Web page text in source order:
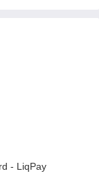
- LiqPay